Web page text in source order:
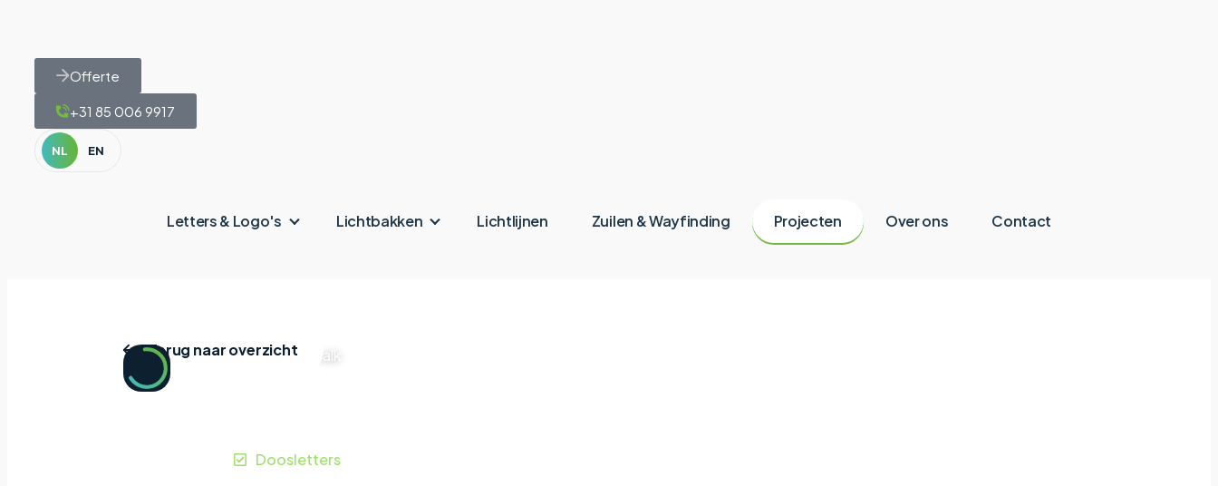
Offerte
+31 85 006 9917
NL EN
Letters & Logo's Lichtbakken Lichtlijnen Zuilen & Wayfinding Projecten Over ons Contact
Terug naar overzicht
Home|Projecten|Van der Valk
Van der Valk
Doosletters